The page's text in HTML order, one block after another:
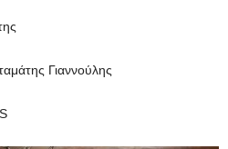
Γιαννούλης